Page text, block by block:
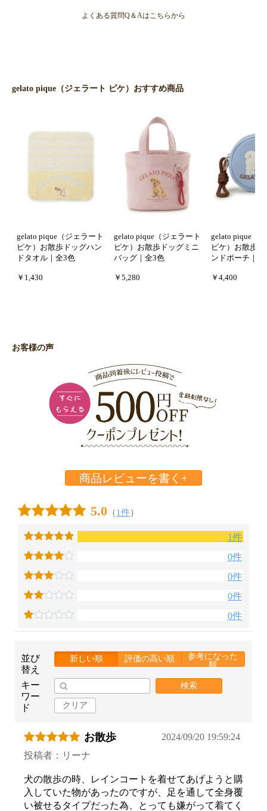
よくある質問Q＆Aはこちらから
gelato pique（ジェラート ピケ）おすすめ商品
gelato pique（ジェラート
ピケ）お散歩ドッグハン
ドタオル｜全3色
￥1,430
gelato pique（ジェラート
ピケ）お散歩ドッグミニ
バッグ｜全3色
￥5,280
gelato pique（
ピケ）お散歩
ンドポーチ｜全
￥4,400
お客様の声
商品レビューを書く+
5.0 （1件）
1件
0件
0件
0件
0件
並び
替え
新しい順 評価の高い順
参考になった
順
キー
ワー
ド
検索
クリア
お散歩
2024/09/20 19:59:24
投稿者：リーナ
犬の散歩の時、レインコートを着せてあげようと購
入していた物があったのですが、足を通して全身覆
い被せるタイプだった為、とっても嫌がって着てく